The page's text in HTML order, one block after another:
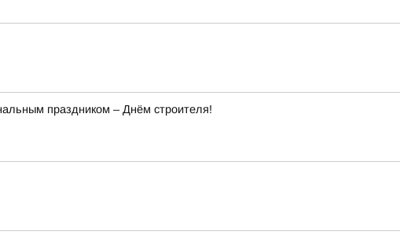
праздником – Днём строителя!